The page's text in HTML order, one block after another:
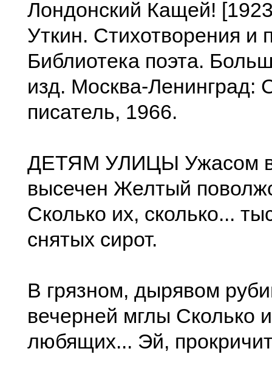
Лондонский Кащей!
Уткин. Стихотворения и
Библиотека поэта.
изд. Москва-Ленинград:
писатель, 1966.
ДЕТЯМ УЛИЦЫ Ужасом в
высечен Желтый
Сколько их, сколько...
снятых сирот.
В грязном, дырявом
вечерней мглы Сколько
любящих... Эй,